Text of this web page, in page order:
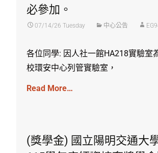
必參加。
07/14/26 Tuesday 中心公告
各位同學: 因人社一館HA218實驗室
校環安中心列管實驗室，
Read More…
(獎學金) 國立陽明交通大